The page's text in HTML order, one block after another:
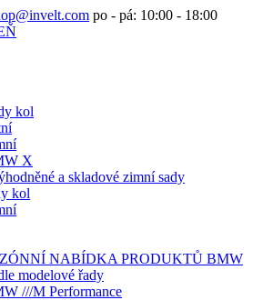
po - pá: 10:00 - 18:00
kol
X
a skladové zimní sady
kol
NABÍDKA PRODUKTŮ BMW
modelové řady
///M Performance